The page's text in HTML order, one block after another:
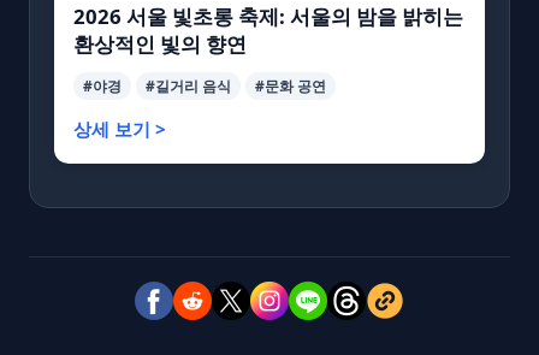
2026 서울 빛초롱 축제: 서울의 밤을 밝히는
환상적인 빛의 향연
#야경 #길거리 음식 #문화 공연
상세 보기 >